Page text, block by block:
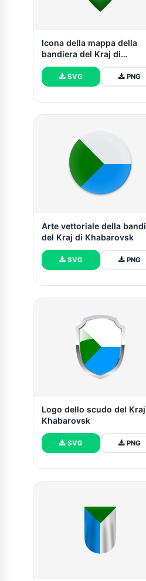
Icona della mappa della
bandiera del Kraj di
Khabarovsk
SVG PNG
Arte vettoriale della
del Kraj di Khabarovsk
SVG PNG
Logo dello scudo del
Khabarovsk
SVG PNG